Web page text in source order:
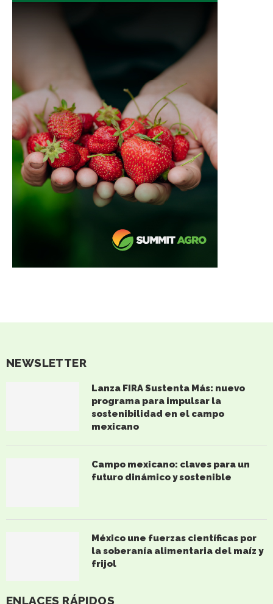
ENLACES RÁPIDOS
NEWSLETTER
Lanza FIRA Sustenta Más: nuevo
programa para impulsar la
sostenibilidad en el campo
mexicano
Campo mexicano: claves para un
futuro dinámico y sostenible
México une fuerzas científicas por
la soberanía alimentaria del maíz y
frijol